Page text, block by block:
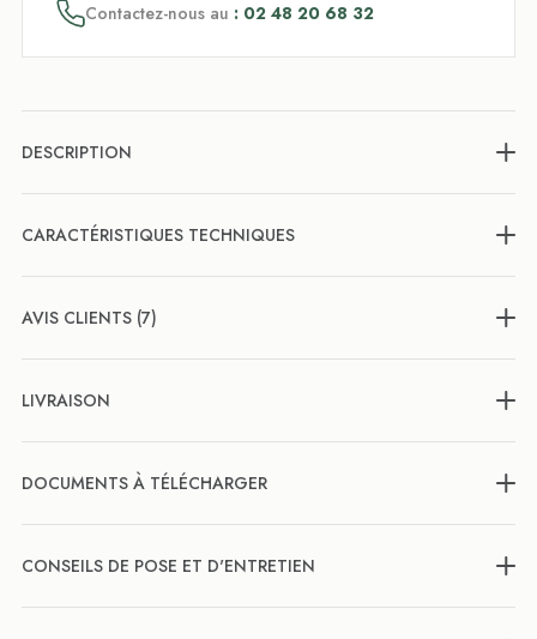
Contactez-nous au : 02 48 20 68 32
DESCRIPTION
CARACTÉRISTIQUES TECHNIQUES
AVIS CLIENTS (7)
LIVRAISON
DOCUMENTS À TÉLÉCHARGER
CONSEILS DE POSE ET D'ENTRETIEN